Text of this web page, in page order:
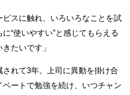
ビスに触れ、いろいろなことを試
“使いやすい”と感じてもらえる
たいです」
れて3年。上司に異動を掛け合
ベートで勉強を続け、いつチャン